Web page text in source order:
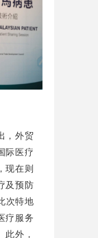
，外贸
际医疗
现在则
及预防
次特地
疗服务
此外，